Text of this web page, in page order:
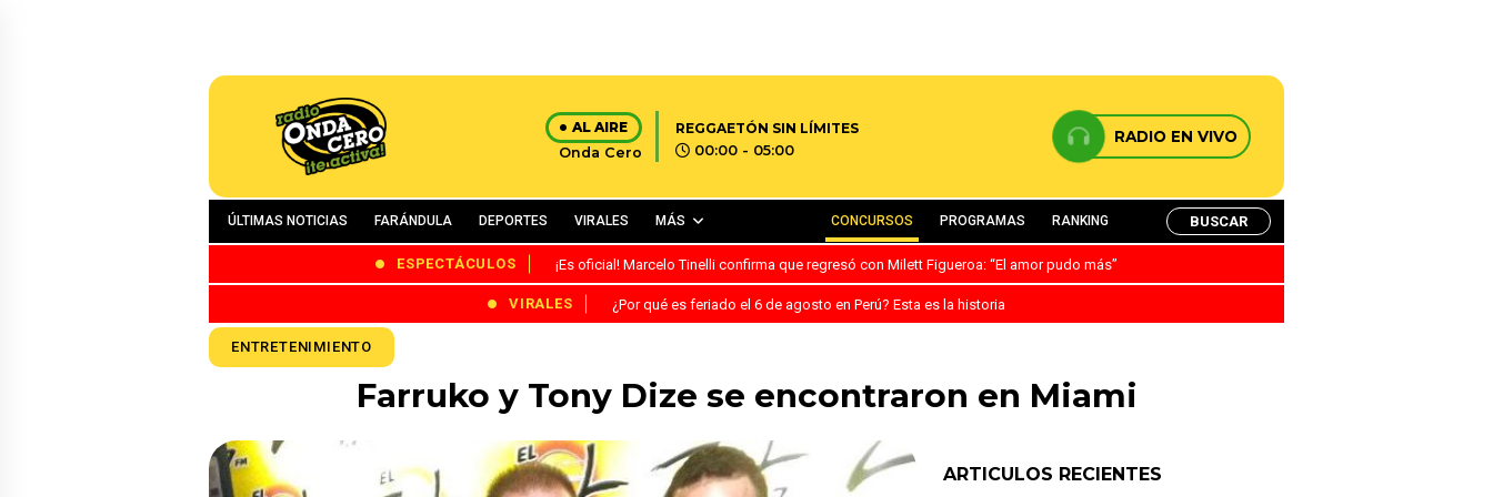
AL AIRE
Onda Cero
REGGAETÓN SIN LÍMITES
00:00 - 05:00
RADIO EN VIVO
ÚLTIMAS NOTICIAS FARÁNDULA DEPORTES VIRALES MÁS CONCURSOS PROGRAMAS RANKING BUSCAR
ESPECTÁCULOS ¡Es oficial! Marcelo Tinelli confirma que regresó con Milett Figueroa: “El amor pudo más”
VIRALES ¿Por qué es feriado el 6 de agosto en Perú? Esta es la historia
ENTRETENIMIENTO
Farruko y Tony Dize se encontraron en Miami
ARTICULOS RECIENTES